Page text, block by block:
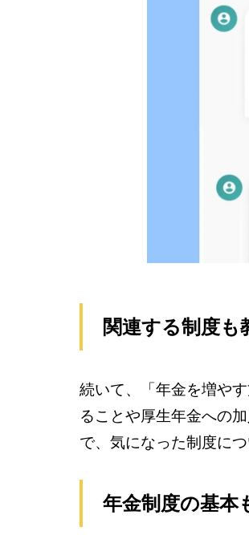
関連する制度も
続いて、「年金を増や
ることや厚生年金への
で、気になった制度に
年金制度の基本